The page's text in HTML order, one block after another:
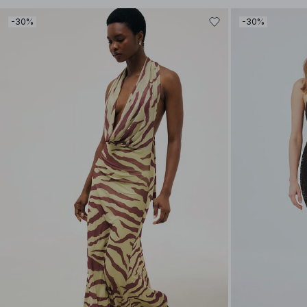
-30% -30%